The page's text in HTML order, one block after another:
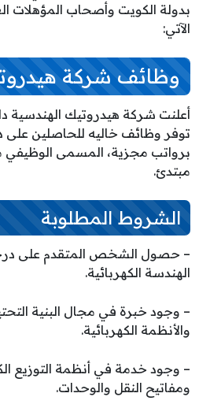
بدولة الكويت وأصحاب المؤهلات
الآتي:
وظائف شركة
أعلنت شركة هيدروتيك الهندسية
توفر وظائف خاليه للحاصلين على
برواتب مجزية، المسمى
مبتدئ.
الشروط المطلوبة
– حصول الشخص المتقدم على
الهندسة الكهربائية.
– وجود خبرة في مجال البنية
والأنظمة الكهربائية.
– وجود خدمة في أنظمة التوزيع
ومفاتيح النقل والوحدات.